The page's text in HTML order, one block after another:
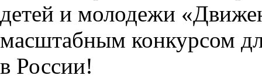
детей и молодежи
масштабным конкурсом
в России!